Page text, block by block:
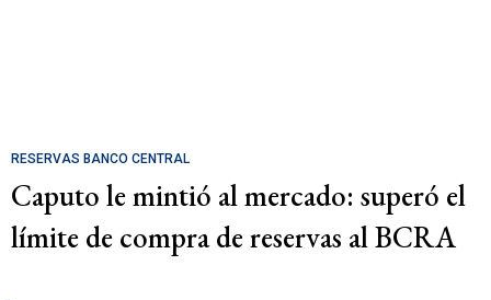
RESERVAS BANCO CENTRAL
Caputo le mintió al mercado: superó el
límite de compra de reservas al BCRA